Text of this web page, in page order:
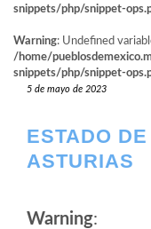
snippets/php/snippet-
Warning: Undefined
/home/
snippets/php/snippet-
5 de mayo de 2023
ESTADO
ASTURIAS
Warning: